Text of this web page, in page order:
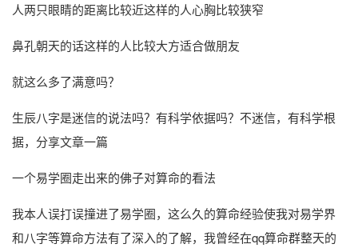
人两只眼睛的距离比较近这样的人心胸比较狭窄
鼻孔朝天的话这样的人比较大方适合做朋友
就这么多了满意吗？
生辰八字是迷信的说法吗？有科学依据吗？不迷信，有科学根
据，分享文章一篇
一个易学圈走出来的佛子对算命的看法
我本人误打误撞进了易学圈，这么久的算命经验使我对易学界
和八字等算命方法有了深入的了解，我曾经在qq算命群整天的